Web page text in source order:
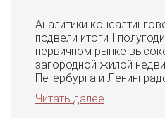
Аналитики
подвели итоги I
первичном рынке
загородной жилой
Петербурга и
Читать далее